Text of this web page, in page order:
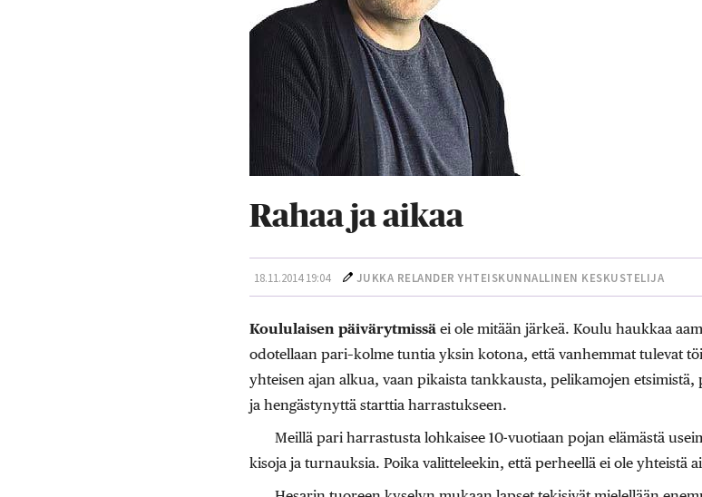
Rahaa ja aikaa
18.11.2014 19:04 JUKKA RELANDER YHTEISKUNNALLINEN KESKUSTELIJA
Koululaisen päivärytmissäei ole mitään järkeä. Koulu haukkaa
odotellaan pari–kolme tuntia yksin kotona, että vanhemmat tulevat
yhteisen ajan alkua, vaan pikaista tankkausta, pelikamojen
ja hengästynyttä starttia harrastukseen.
Meillä pari harrastusta lohkaisee 10-vuotiaan pojan elämästä
kisoja ja turnauksia. Poika valitteleekin, että perheellä ei ole yhteistä